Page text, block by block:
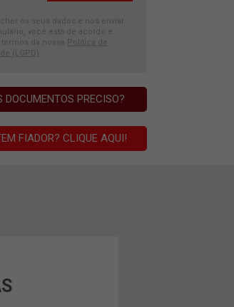
os seus dados e nos enviar
você está de acordo e
termos da nossa
Política de
(LGPD)
DOCUMENTOS PRECISO?
FIADOR? CLIQUE AQUI!